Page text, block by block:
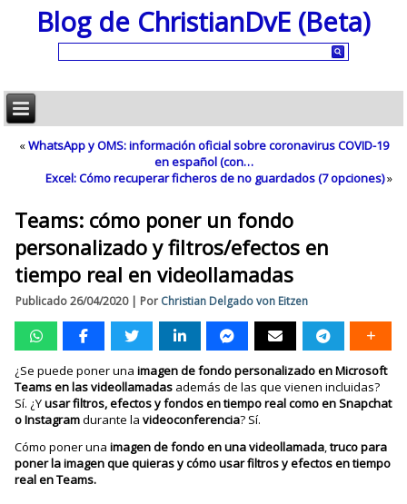
Blog de ChristianDvE (Beta)
«WhatsApp y OMS: información oficial sobre coronavirus COVID-19
en español (con…
Excel: Cómo recuperar ficheros de no guardados (7 opciones)»
Teams: cómo poner un fondo
personalizado y filtros/efectos en
tiempo real en videollamadas
Publicado 26/04/2020| Por Christian Delgado von Eitzen
¿Se puede poner unaimagen de fondo personalizado en Microsoft
Teams en las videollamadas además de las que vienen incluidas?
Sí. ¿Yusar filtros, efectos y fondos en tiempo real como en Snapchat
o Instagramdurante lavideoconferencia? Sí.
Cómo poner unaimagen de fondo en una videollamada,truco para
poner la imagen que quieras y cómo usar filtros y efectos en tiempo
real en Teams.